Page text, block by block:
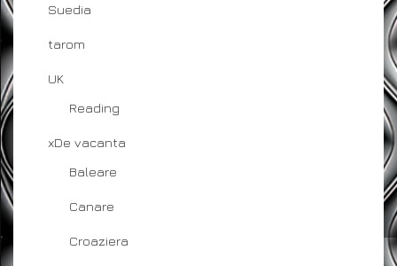
Suedia
tarom
UK
Reading
xDe vacanta
Baleare
Canare
Croaziera